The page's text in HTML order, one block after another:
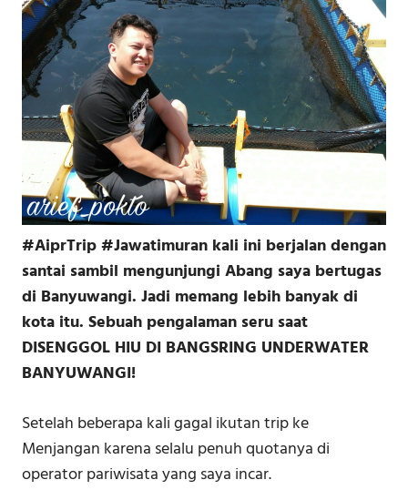
#AiprTrip #Jawatimuran kali ini berjalan dengan
santai sambil mengunjungi Abang saya bertugas
di Banyuwangi. Jadi memang lebih banyak di
kota itu. Sebuah pengalaman seru saat
DISENGGOL HIU DI BANGSRING UNDERWATER
BANYUWANGI!
Setelah beberapa kali gagal ikutan trip ke
Menjangan karena selalu penuh quotanya di
operator pariwisata yang saya incar.